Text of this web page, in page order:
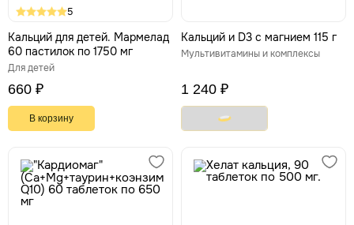
5
Кальций для детей. Мармелад
60 пастилок по 1750 мг
Для детей
660 ₽
В корзину
Кальций и D3 с магнием 115 г
Мультивитамины и комплексы
1 240 ₽